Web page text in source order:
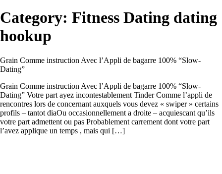
Category: Fitness Dating dating
hookup
Grain Comme instruction Avec l’Appli de bagarre 100% “Slow-
Dating”
Grain Comme instruction Avec l’Appli de bagarre 100% “Slow-
Dating” Votre part ayez incontestablement Tinder Comme l’appli de
rencontres lors de concernant auxquels vous devez « swiper » certains
profils – tantot diaOu occasionnellement a droite – acquiescant qu’ils
votre part admettent ou pas Probablement carrement dont votre part
l’avez applique un temps , mais qui […]